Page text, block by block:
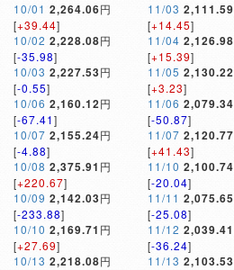
10/01 2,264.06円
[+39.44]
10/02 2,228.08円
[-35.98]
10/03 2,227.53円
[-0.55]
10/06 2,160.12円
[-67.41]
10/07 2,155.24円
[-4.88]
10/08 2,375.91 円
[+220.67]
10/09 2,142.03円
[-233.88]
10/10 2,169.71 円
[+27.69]
10/13 2,218.08円
11/03 2,111.59
[+14.45]
11/04 2,126.98
[+15.39]
11/05 2,130.22
[+3.23]
11/06 2,079.34
[-50.87]
11/07 2,120.77
[+41.43]
11/10 2,100.74
[-20.04]
11/11 2,075.65
[-25.08]
11/12 2,039.41
[-36.24]
11/13 2,103.53